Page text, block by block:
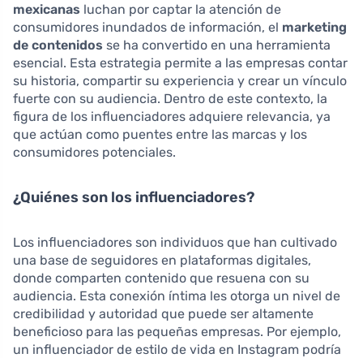
mexicanas luchan por captar la atención de
consumidores inundados de información, el marketing
de contenidos se ha convertido en una herramienta
esencial. Esta estrategia permite a las empresas contar
su historia, compartir su experiencia y crear un vínculo
fuerte con su audiencia. Dentro de este contexto, la
figura de los influenciadores adquiere relevancia, ya
que actúan como puentes entre las marcas y los
consumidores potenciales.
¿Quiénes son los influenciadores?
Los influenciadores son individuos que han cultivado
una base de seguidores en plataformas digitales,
donde comparten contenido que resuena con su
audiencia. Esta conexión íntima les otorga un nivel de
credibilidad y autoridad que puede ser altamente
beneficioso para las pequeñas empresas. Por ejemplo,
un influenciador de estilo de vida en Instagram podría